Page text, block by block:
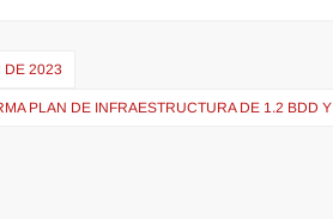
DE 2023
PLAN DE INFRAESTRUCTURA DE 1.2 BDD